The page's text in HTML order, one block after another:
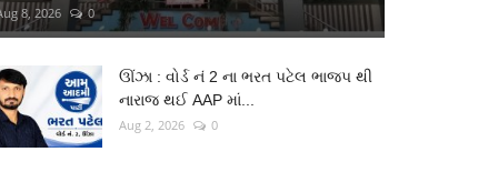
8, 2026 0
ઊંઝા : વોર્ડ નં 2 ના ભરત પટેલ ભાજપ થી
નારાજ થઈ AAP માં...
Aug 2, 2026 0